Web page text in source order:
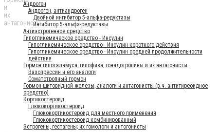
Андроген
Андроген, антиандроген
Двойной ингибитор 5-альфа-редуктазы
Ингибитор 5-альфа-редуктазы
Антиэстрогенное средство
Гипогликемическое средство - Инсулин
Гипогликемическое средство - Инсулин короткого действия
Гипогликемическое средство - Инсулин средней продолжительности
действия
Гормон гипоталамуса, гипофиза, гонадотропины и их антагонисты
Вазопрессин и его аналоги
Соматотропный гормон
Гормон щитовидной железы, аналоги и антагонисты (в.ч. антитиреоидное
средство)
Кортикостероид
Глюкокортикостероид
Глюкокортикостероид для местного применения
Глюкокортикостероид комбинированный
Эстрогены, гестагены; их гомологи и антогонисты